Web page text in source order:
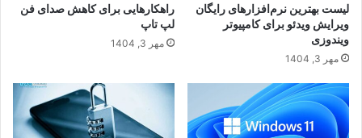
لیست بهترین نرم‌افزارهای رایگان
ویرایش ویدئو برای کامپیوتر
ویندوزی
مهر 3, 1404
راهکارهایی برای کاهش صدای فن
لپ‌ تاپ
مهر 3, 1404